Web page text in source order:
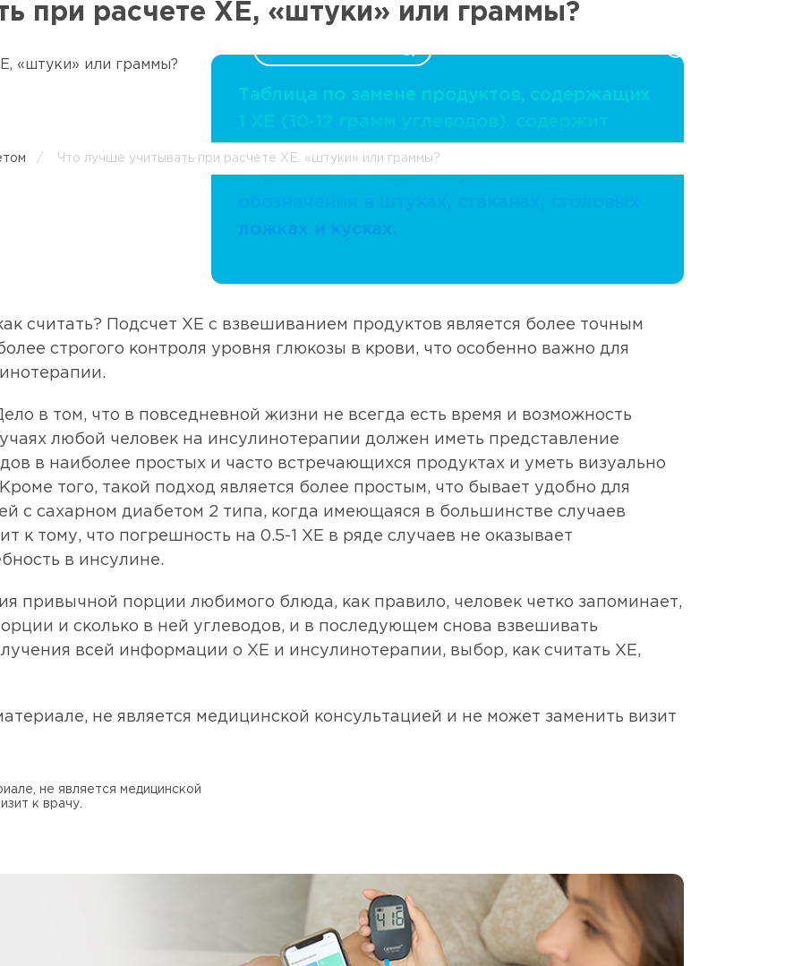
/ Что лучше учитывать при расчете ХЕ, «штуки» или граммы?
при расчете ХЕ, «штуки» или граммы?
Таблица по замене продуктов, содержащих
информацию не только по весу продукта
в граммах на 1 ХЕ, но и условные
ложках и кусках.
считать? Подсчет ХЕ с взвешиванием продуктов является более точным
строгого контроля уровня глюкозы в крови, что особенно важно для
в том, что в повседневной жизни не всегда есть время и возможность
любой человек на инсулинотерапии должен иметь представление
в наиболее простых и часто встречающихся продуктах и уметь визуально
того, такой подход является более простым, что бывает удобно для
с сахарном диабетом 2 типа, когда имеющаяся в большинстве случаев
к тому, что погрешность на 0.5-1 ХЕ в ряде случаев не оказывает
в инсулине.
привычной порции любимого блюда, как правило, человек четко запоминает,
и сколько в ней углеводов, и в последующем снова взвешивать
всей информации о ХЕ и инсулинотерапии, выбор, как считать ХЕ,
не является медицинской консультацией и не может заменить визит
не является медицинской
к врачу.